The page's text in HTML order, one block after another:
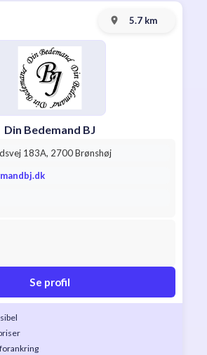
5.7 km
Din Bedemand BJ
183A, 2700 Brønshøj
Se profil